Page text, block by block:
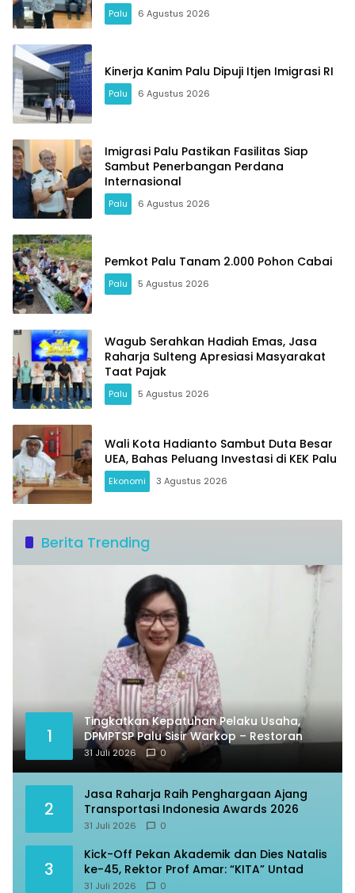
Palu 6 Agustus 2026
Kinerja Kanim Palu Dipuji Itjen Imigrasi RI
Palu 6 Agustus 2026
Imigrasi Palu Pastikan Fasilitas Siap
Sambut Penerbangan Perdana
Internasional
Palu 6 Agustus 2026
Pemkot Palu Tanam 2.000 Pohon Cabai
Palu 5 Agustus 2026
Wagub Serahkan Hadiah Emas, Jasa
Raharja Sulteng Apresiasi Masyarakat
Taat Pajak
Palu 5 Agustus 2026
Wali Kota Hadianto Sambut Duta Besar
UEA, Bahas Peluang Investasi di KEK Palu
Ekonomi 3 Agustus 2026
Berita Trending
1
Tingkatkan Kepatuhan Pelaku Usaha,
DPMPTSP Palu Sisir Warkop – Restoran
31 Juli 2026 0
2
Jasa Raharja Raih Penghargaan Ajang
Transportasi Indonesia Awards 2026
31 Juli 2026 0
3
Kick-Off Pekan Akademik dan Dies Natalis
ke-45, Rektor Prof Amar: “KITA” Untad
31 Juli 2026 0